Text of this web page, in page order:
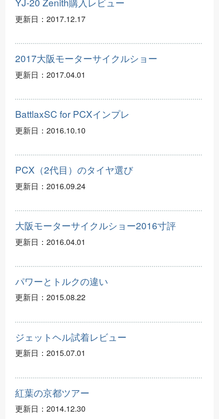
更新日： 2017.12.17
2017大阪モーターサイクルショー
更新日： 2017.04.01
BattlaxSC for PCXインプレ
更新日： 2016.10.10
PCX（2代目）のタイヤ選び
更新日： 2016.09.24
大阪モーターサイクルショー2016寸評
更新日： 2016.04.01
パワーとトルクの違い
更新日： 2015.08.22
ジェットヘル試着レビュー
更新日： 2015.07.01
紅葉の京都ツアー
更新日： 2014.12.30